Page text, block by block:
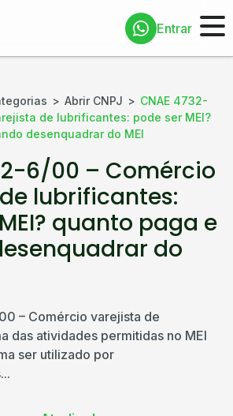
Entrar
Abrir CNPJ
CNAE 4732-
de lubrificantes: pode ser MEI?
desenquadrar do MEI
6/00 – Comércio
lubrificantes:
quanto paga e
do
– Comércio varejista de
das atividades permitidas no MEI
ser utilizado por